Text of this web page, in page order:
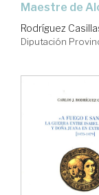
Maestre de
Rodríguez
Diputación